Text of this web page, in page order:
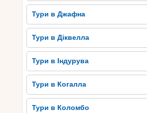
Тури в Джафна
Тури в Діквелла
Тури в Індурува
Тури в Когалла
Тури в Коломбо